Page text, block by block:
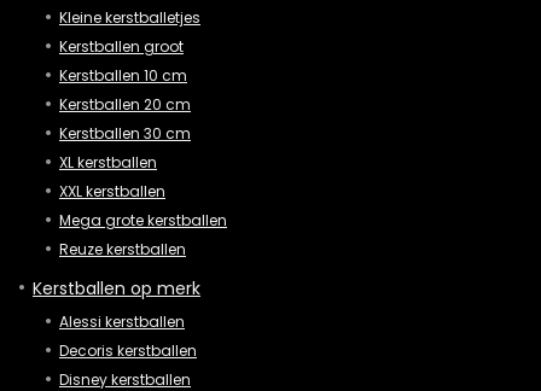
Kleine kerstballetjes
Kerstballen groot
Kerstballen 10 cm
Kerstballen 20 cm
Kerstballen 30 cm
XL kerstballen
XXL kerstballen
Mega grote kerstballen
Reuze kerstballen
Kerstballen op merk
Alessi kerstballen
Decoris kerstballen
Disney kerstballen